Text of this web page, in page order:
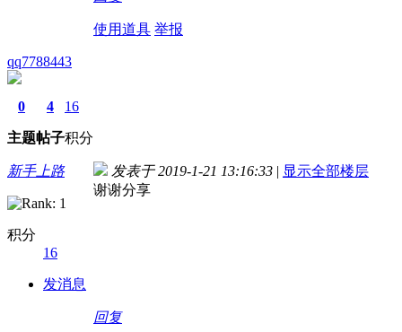
使用道具 举报
qq7788443
0
主题
4
帖子
16
积分
新手上路
积分
16
发消息
发表于 2019-1-21 13:16:33 | 显示全部楼层
谢谢分享
回复